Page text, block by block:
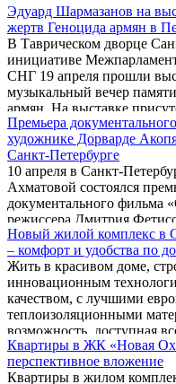
города России, и это
белые ночи дорогого
радоваться жизни и
может каждый россиянин.
возможность нам дает
«Кантемировский»,
меняют облик города,
современнее. В тесном
кантемировский ...
Эдуард Шармазанов на
жертв Геноцида армян в
В Таврическом дворце
инициативе
СНГ 19 апреля прошли
музыкальный вечер
армян. На выставке
спикер парламента
Шармазанов, генеральный
СНГ Алексей Сергеев,
Армении в Санкт-
Карапетян и заместитель
СНГ, представитель
МПА Айк Чилингарян.
Премьера
художнике Дорварде
Санкт-Петербурге
10 апреля в Санкт-
Ахматовой состоялся
документального фильма
режиссера Дмитрия
посвящённого жизни и
известного
Дорварда Гургеновича
Новый жилой комплекс в
– комфорт и удобства по
Жить в красивом доме,
инновационным
качеством, с лучшими
теплоизоляционными
возможность, доступная
приобрести квартиру в
Пока здание еще не
совершить выгодную
Квартиры в ЖК «Новая
перспективное вложение
Квартиры в жилом